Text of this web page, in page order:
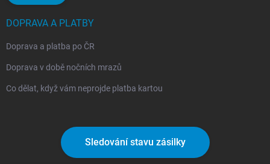
DOPRAVA A PLATBY
Doprava a platba po ČR
Doprava v době nočních mrazů
Co dělat, když vám neprojde platba kartou
Sledování stavu zásilky